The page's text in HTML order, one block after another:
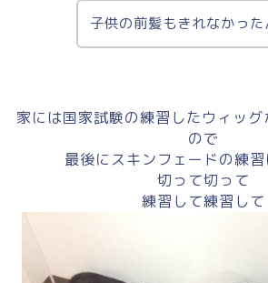
子供の前髪もきれなかった
家には国家試験の練習したウィッ
ので
最後にスキンフェードの練
切って切って
練習して練習して